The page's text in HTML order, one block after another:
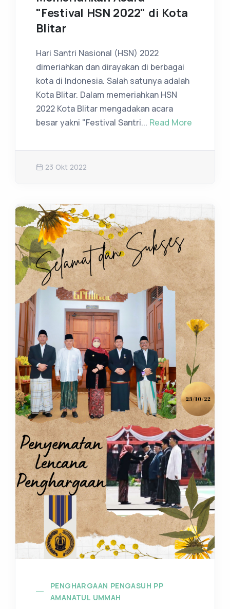
"Festival HSN 2022" di Kota
Blitar
Hari Santri Nasional (HSN) 2022
dimeriahkan dan dirayakan di berbagai
kota di Indonesia. Salah satunya adalah
Kota Blitar. Dalam memeriahkan HSN
2022 Kota Blitar mengadakan acara
besar yakni "Festival Santri... Read More
23 Okt 2022
PENGHARGAAN PENGASUH PP
AMANATUL UMMAH